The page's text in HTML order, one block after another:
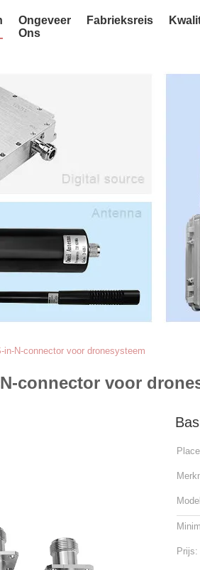
Ongeveer
Ons
Fabrieksreis
N-connector voor dronesysteem
connector voor
Prijs: